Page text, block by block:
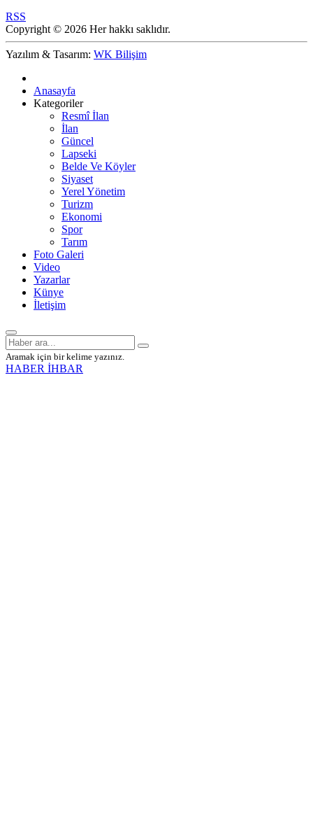
RSS
Copyright © 2026 Her hakkı saklıdır.
Yazılım & Tasarım: WK Bilişim
Anasayfa
Kategoriler
Resmî İlan
İlan
Güncel
Lapseki
Belde Ve Köyler
Siyaset
Yerel Yönetim
Turizm
Ekonomi
Spor
Tarım
Foto Galeri
Video
Yazarlar
Künye
İletişim
Aramak için bir kelime yazınız.
HABER İHBAR